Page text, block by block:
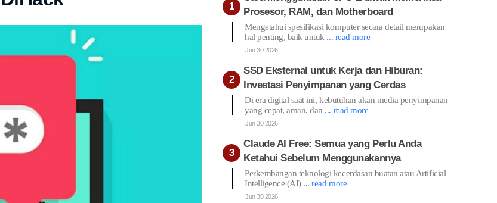
Prosesor, RAM, dan Motherboard
Mengetahui spesifikasi komputer secara detail merupakan
hal penting, baik untuk ... read more
Jun 30 2026
SSD Eksternal untuk Kerja dan Hiburan:
Investasi Penyimpanan yang Cerdas
Di era digital saat ini, kebutuhan akan media penyimpanan
yang cepat, aman, dan ... read more
Jun 30 2026
Claude AI Free: Semua yang Perlu Anda
Ketahui Sebelum Menggunakannya
Perkembangan teknologi kecerdasan buatan atau Artificial
Intelligence (AI) ... read more
Jun 30 2026